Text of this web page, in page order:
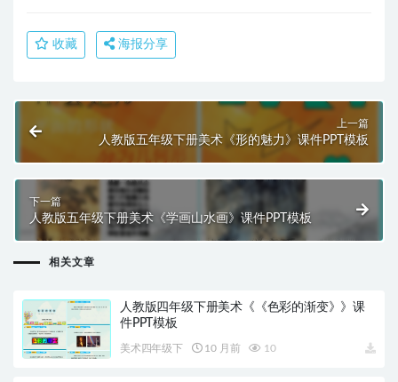
收藏 海报分享
上一篇
人教版五年级下册美术《形的魅力》课件PPT模板
下一篇
人教版五年级下册美术《学画山水画》课件PPT模板
相关文章
人教版四年级下册美术《《色彩的渐变》》课
件PPT模板
美术四年级下 10 月前 10